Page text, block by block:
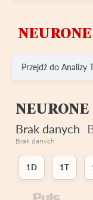
Przejdź do Analizy
NEURONE
Brak danych
Brak danych
1D 1T